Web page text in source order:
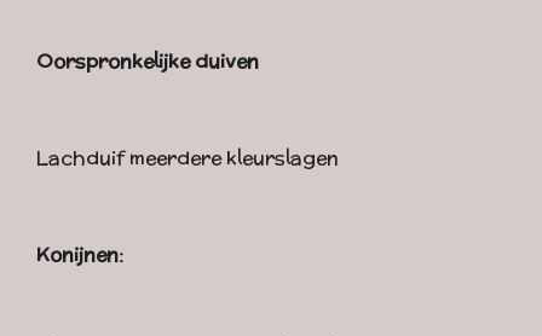
Oorspronkelijke duiven
Lachduif meerdere kleurslagen
Konijnen: